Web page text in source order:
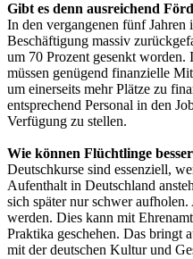
Gibt es denn ausreichend
In den vergangenen fünf
Beschäftigung massiv
um 70 Prozent gesenkt worden.
müssen genügend finanzielle
um einerseits mehr Plätze zu
entsprechend Personal in den
Verfügung zu stellen.
Wie können Flüchtlinge
Deutschkurse sind essenziell,
Aufenthalt in Deutschland
sich später nur schwer
werden. Dies kann mit
Praktika geschehen. Das bringt
mit der deutschen Kultur und